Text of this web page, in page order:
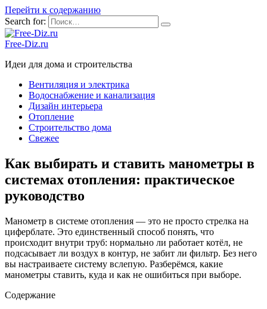
Перейти к содержанию
Search for:
Free-Diz.ru
Идеи для дома и строительства
Вентиляция и электрика
Водоснабжение и канализация
Дизайн интерьера
Отопление
Строительство дома
Свежее
Как выбирать и ставить манометры в
системах отопления: практическое
руководство
Манометр в системе отопления — это не просто стрелка на
циферблате. Это единственный способ понять, что
происходит внутри труб: нормально ли работает котёл, не
подсасывает ли воздух в контур, не забит ли фильтр. Без него
вы настраиваете систему вслепую. Разберёмся, какие
манометры ставить, куда и как не ошибиться при выборе.
Содержание